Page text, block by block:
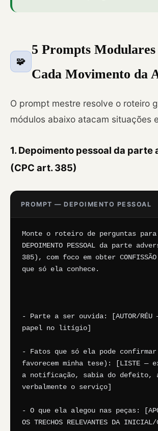
🧩
5 Prompts
Cada Movimento da
O prompt mestre resolve o roteiro
módulos abaixo atacam situações
1. Depoimento pessoal da parte
(CPC art. 385)
PROMPT — DEPOIMENTO PESSOAL
Monte o roteiro de perguntas
DEPOIMENTO PESSOAL da parte
385), com foco em obter
que só ela conhece.
- Parte a ser ouvida: [AUTOR/RÉU
papel no litígio]
- Fatos que só ela pode
favorecem minha tese): [LISTE —
a notificação, sabia do defeito,
verbalmente o serviço]
- O que ela alegou nas peças:
OS TRECHOS RELEVANTES DA INICIAL/